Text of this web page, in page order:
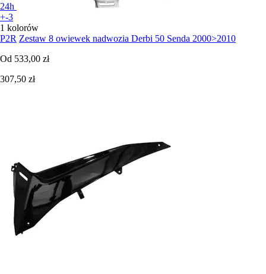
24h
+-3
1 kolorów
P2R Zestaw 8 owiewek nadwozia Derbi 50 Senda 2000>2010
Od 533,00 zł
307,50 zł